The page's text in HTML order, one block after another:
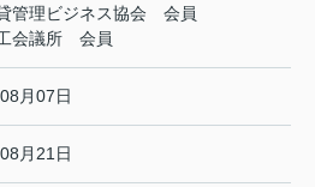
管理ビジネス協会 会員
会議所 会員
月07日
月21日